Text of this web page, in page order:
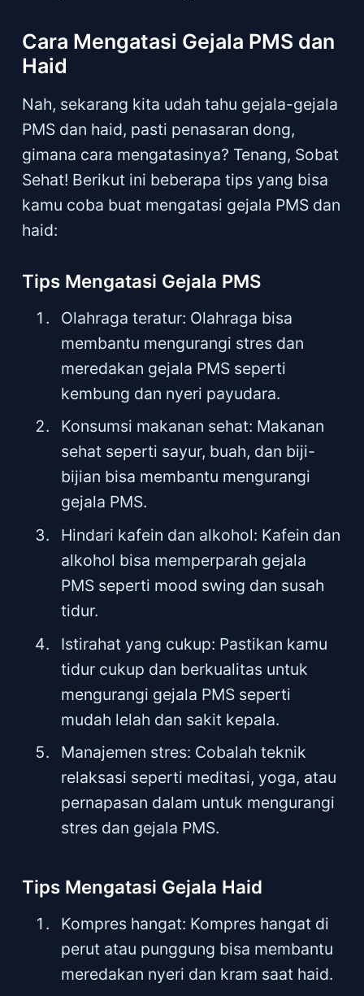
Cara Mengatasi Gejala PMS dan
Haid
Nah, sekarang kita udah tahu gejala-gejala
PMS dan haid, pasti penasaran dong,
gimana cara mengatasinya? Tenang, Sobat
Sehat! Berikut ini beberapa tips yang bisa
kamu coba buat mengatasi gejala PMS dan
haid:
Tips Mengatasi Gejala PMS
Olahraga teratur: Olahraga bisa
membantu mengurangi stres dan
meredakan gejala PMS seperti
kembung dan nyeri payudara.
Konsumsi makanan sehat: Makanan
sehat seperti sayur, buah, dan biji-
bijian bisa membantu mengurangi
gejala PMS.
Hindari kafein dan alkohol: Kafein dan
alkohol bisa memperparah gejala
PMS seperti mood swing dan susah
tidur.
Istirahat yang cukup: Pastikan kamu
tidur cukup dan berkualitas untuk
mengurangi gejala PMS seperti
mudah lelah dan sakit kepala.
Manajemen stres: Cobalah teknik
relaksasi seperti meditasi, yoga, atau
pernapasan dalam untuk mengurangi
stres dan gejala PMS.
Tips Mengatasi Gejala Haid
Kompres hangat: Kompres hangat di
perut atau punggung bisa membantu
meredakan nyeri dan kram saat haid.